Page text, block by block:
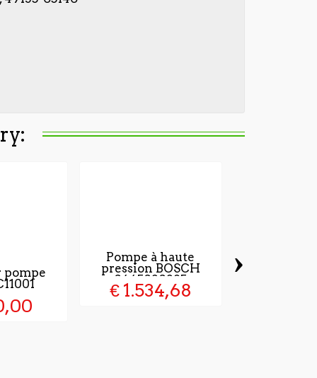
pompe
Pompe à haute
pression BOSCH
0445020285
€ 1.534,68
›